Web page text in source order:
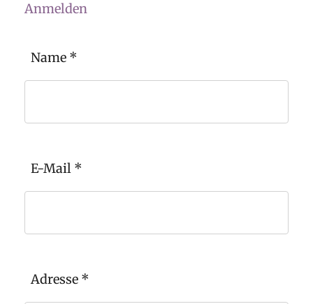
Anmelden
Name *
E-Mail *
Adresse *